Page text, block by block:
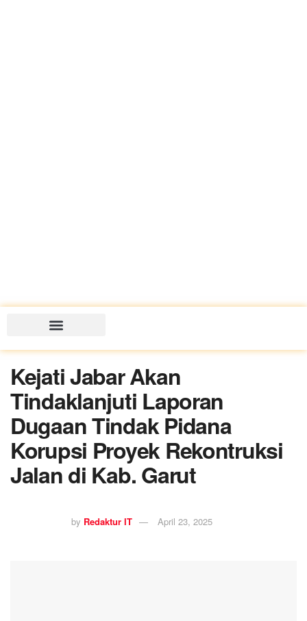
Kejati Jabar Akan
Tindaklanjuti Laporan
Dugaan Tindak Pidana
Korupsi Proyek Rekontruksi
Jalan di Kab. Garut
by Redaktur IT April 23, 2025